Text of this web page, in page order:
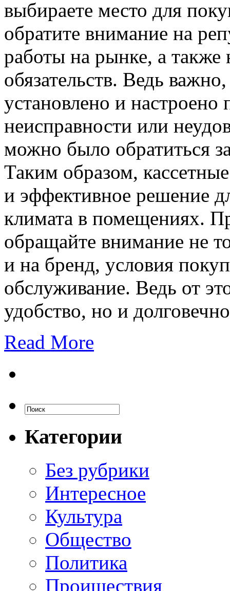
выбираете место для
обратите внимание на
работы на рынке, а также
обязательств. Ведь
установлено и настроено
неисправности или
можно было обратиться
Таким образом,
и эффективное решение
климата в помещениях.
обращайте внимание не
и на бренд, условия
обслуживание. Ведь от
удобство, но и
Read More
Категории
Без рубрики
Интересное
Культура
Общество
Политика
Проишествия